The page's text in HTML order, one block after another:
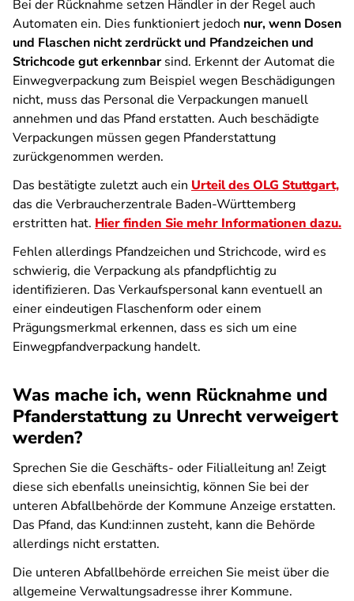
Bei der Rücknahme setzen Händler in der Regel auch
Automaten ein. Dies funktioniert jedoch nur, wenn Dosen
und Flaschen nicht zerdrückt und Pfandzeichen und
Strichcode gut erkennbarsind. Erkennt der Automat die
Einwegverpackung zum Beispiel wegen Beschädigungen
nicht, muss das Personal die Verpackungen manuell
annehmen und das Pfand erstatten. Auch beschädigte
Verpackungen müssen gegen Pfanderstattung
zurückgenommen werden.
Das bestätigte zuletzt auch ein Urteil des OLG Stuttgart,
das die Verbraucherzentrale Baden-Württemberg
erstritten hat. Hier finden Sie mehr Informationen dazu.
Fehlen allerdings Pfandzeichen und Strichcode, wird es
schwierig, die Verpackung als pfandpflichtig zu
identifizieren. Das Verkaufspersonal kann eventuell an
einer eindeutigen Flaschenform oder einem
Prägungsmerk­mal erkennen, dass es sich um eine
Einwegpfandverpackung handelt.
Was mache ich, wenn Rücknahme und
Pfanderstattung zu Unrecht verweigert
werden?
Sprechen Sie die Geschäfts- oder Filialleitung an! Zeigt
diese sich ebenfalls uneinsichtig, können Sie bei der
unteren Abfallbehörde der Kommune Anzeige erstatten.
Das Pfand, das Kund:innen zusteht, kann die Behörde
allerdings nicht erstatten.
Die unteren Abfallbehörde erreichen Sie meist über die
allgemeine Verwaltungsadresse ihrer Kommune.